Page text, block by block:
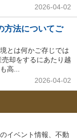
2026-04-02
方法についてご
とは何かご存じでは
却をするにあたり越
高...
2026-04-02
イベント情報、不動